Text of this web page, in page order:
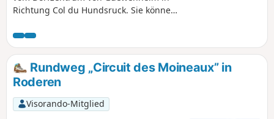
Richtung Col du Hundsruck. Sie können
Michelbachsee und die Höhen von
Bourbach genießen und im Chalet du
Hochburg in Rammersmatt eine
Mahlzeit einnehmen. Bei schönem
Wetter können Sie hoffentlich die
schneebedeckten Berge der Alpen
sehen.
Rundweg „Circuit des Moineaux” in
Roderen
Visorando-Mitglied